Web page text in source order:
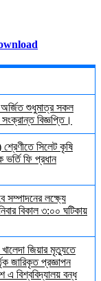
অর্জিত শুধুমাত্র সকল
বিজ্ঞপ্তি।
সিলেট কৃষি
ভর্তি ফি প্রধান
সম্পাদনের লক্ষ্যে
বিকাল ৩:০০ ঘটিকায়
খালেদা জিয়ার মৃত্যুতে
জারিকৃত প্রজ্ঞাপন
এ বিশ্ববিদ্যালয় বন্ধ